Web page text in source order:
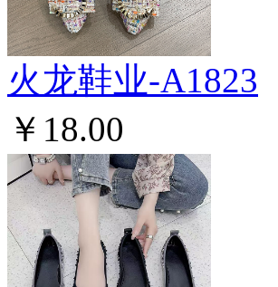
火龙鞋业-A1823
￥18.00